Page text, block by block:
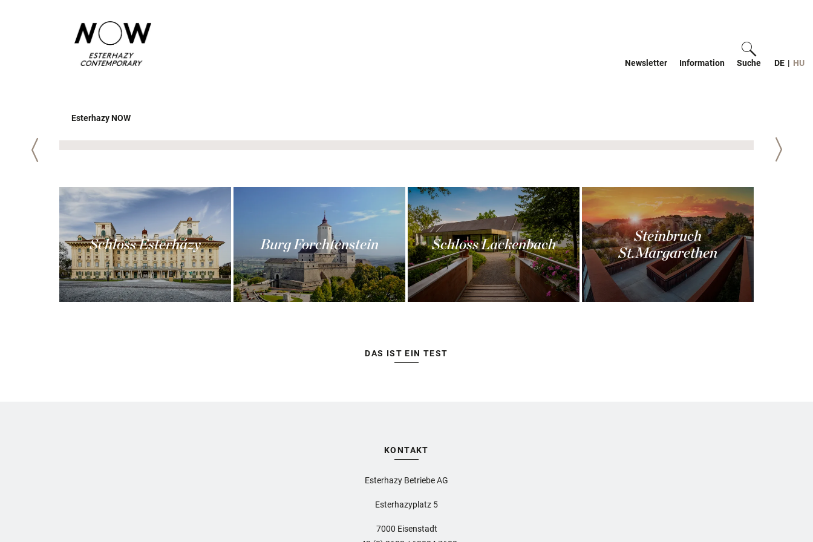
Newsletter Information Sucheein-/DE | HU
Esterhazy NOW
Zurück Weiter
Schloss Esterházy Burg Forchtenstein Schloss Lackenbach
Steinbruch
St.Margarethen
DAS IST EIN TEST
KONTAKT
Esterhazy Betriebe AG
Esterhazyplatz 5
7000 Eisenstadt